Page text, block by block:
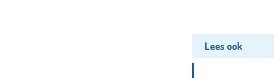
Lees ook